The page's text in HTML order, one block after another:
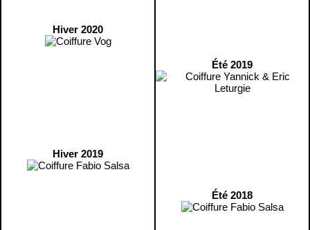
Hiver 2020
Hiver 2019
Été 2019
Été 2018